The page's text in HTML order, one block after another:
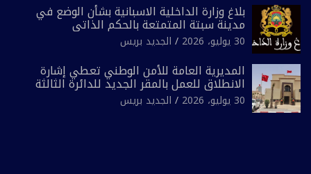
بلاغ وزارة الداخلية الاسبانية بشأن الوضع في
مدينة سبتة المتمتعة بالحكم الذاتي
30 يوليو، 2026 الجديد بريس
المديرية العامة للأمن الوطني تعطي إشارة
الانطلاق للعمل بالمقر الجديد للدائرة الثالثة
للشرطة بولاية أمن العيون
30 يوليو، 2026 الجديد بريس